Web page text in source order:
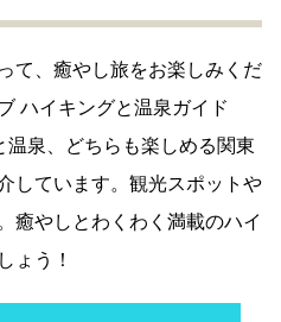
て、癒やし旅をお楽しみくだ
ハイキングと温泉ガイド
温泉、どちらも楽しめる関東
しています。観光スポットや
癒やしとわくわく満載のハイ
ょう！